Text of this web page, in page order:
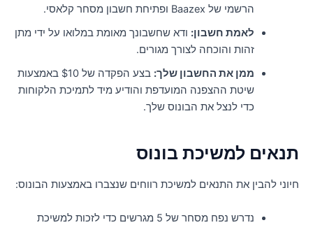
הרשמי של Baazex ופתיחת חשבון מסחר קלאסי.
לאמת חשבון:ודא שחשבונך מאומת במלואו על ידי מתן
זהות והוכחה לצורך מגורים.
ממן את החשבון שלך:
בצע הפקדה של $10 באמצעות
שיטת ההצפנה המועדפת והודיע ​​מיד לתמיכת הלקוחות
כדי לנצל את הבונוס שלך.
למשיכת בונוס
להבין את התנאים למשיכת רווחים שנצברו באמצעות הבונוס:
נדרש נפח מסחר של 5 מגרשים כדי לזכות למשיכת